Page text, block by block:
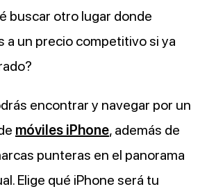
buscar otro lugar donde
a un precio competitivo si ya
encontrar y navegar por un
móviles iPhone, además de
punteras en el panorama
Elige qué iPhone será tu